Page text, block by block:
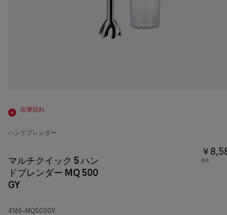
在庫切れ
ハンドブレンダー
マルチクイック 5 ハン
ドブレンダー MQ 500
GY
4165-MQ500GY
￥
税込